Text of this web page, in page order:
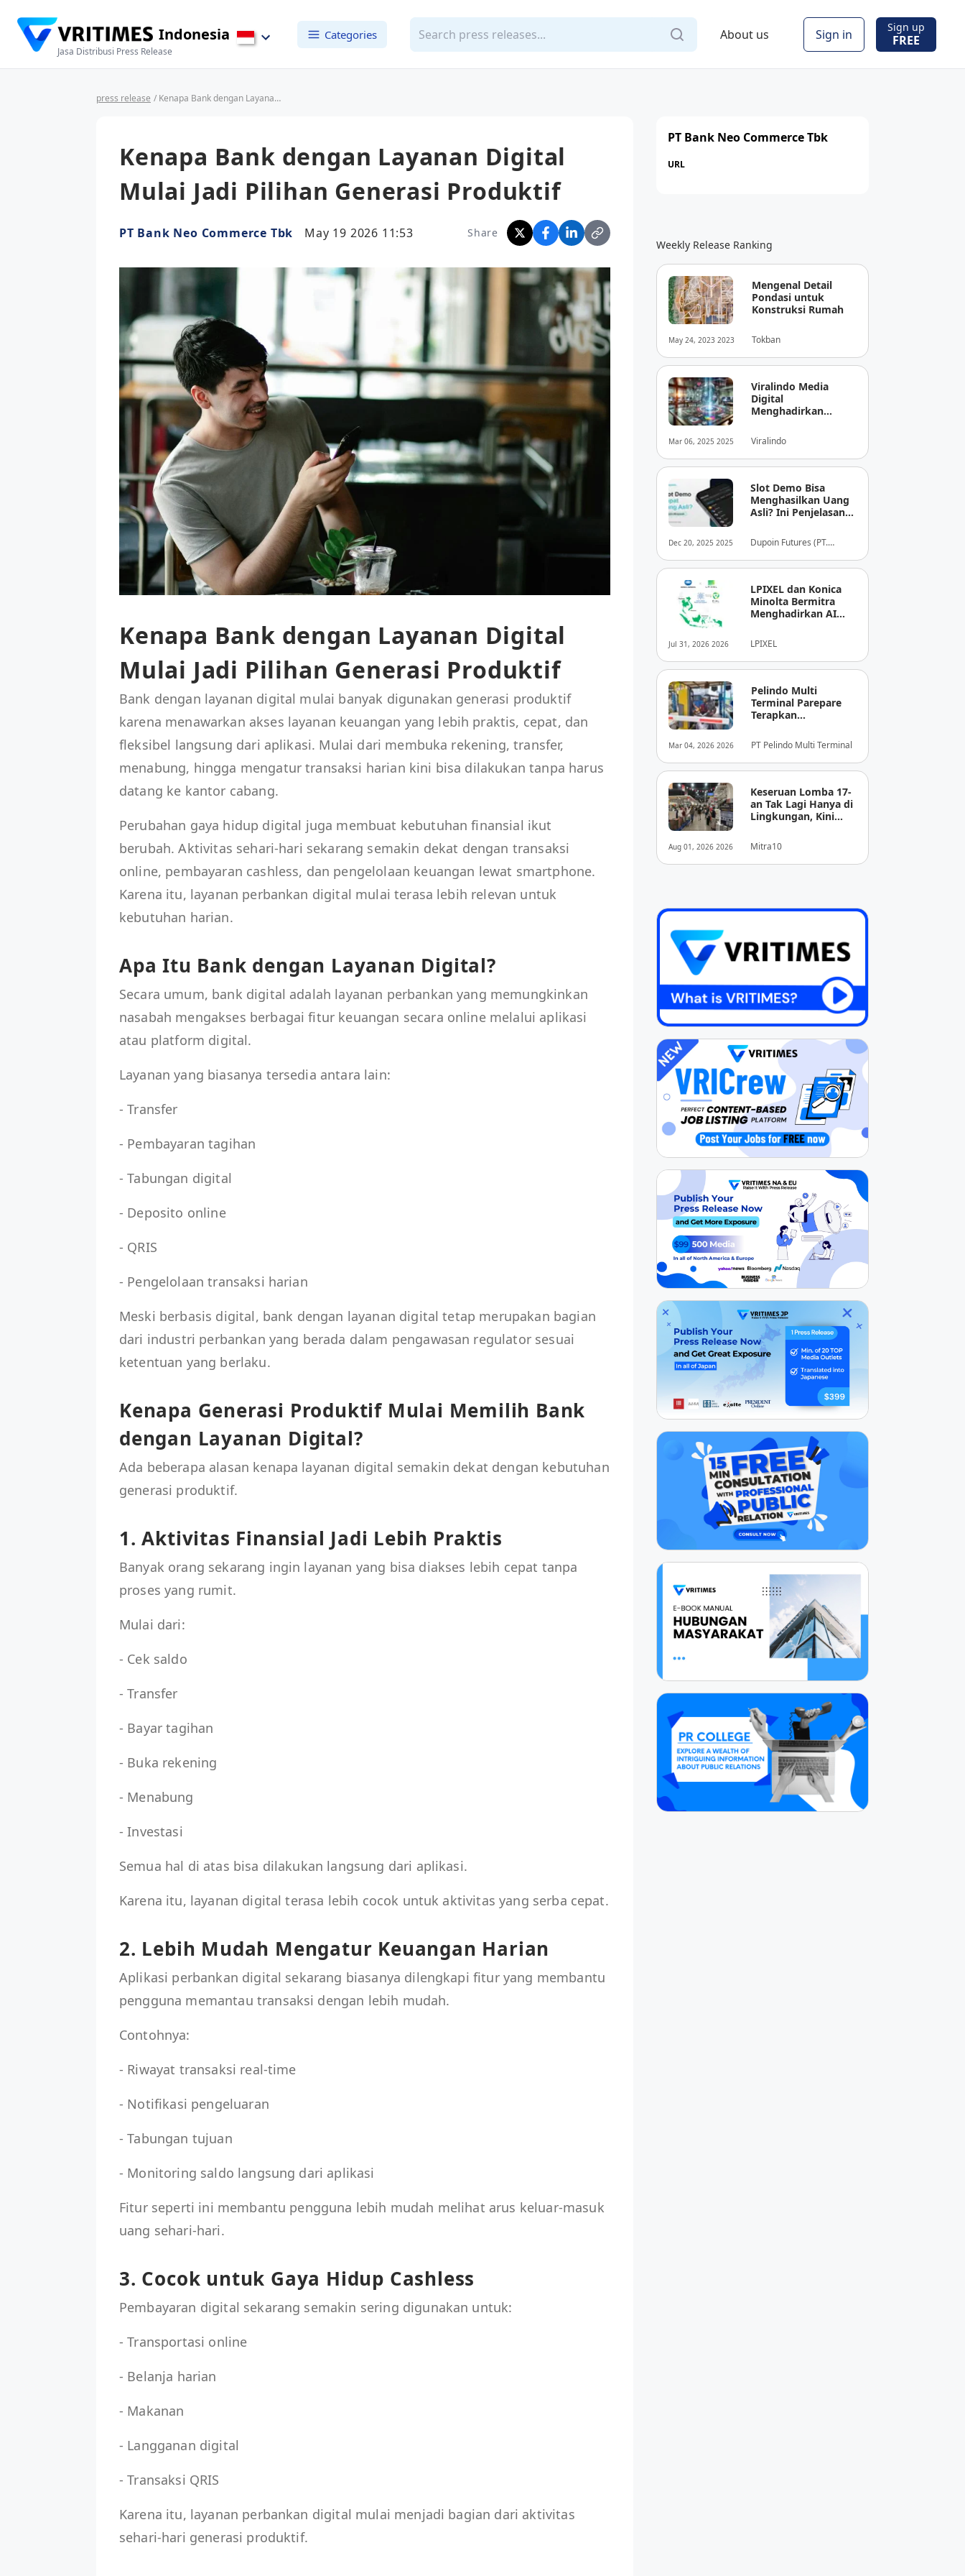
Indonesia
Jasa Distribusi Press Release
Categories About us Sign in Sign up
FREE
press release / Kenapa Bank dengan Layanan Digital Mulai Jadi Pilihan Generasi Produktif
Kenapa Bank dengan Layanan Digital
Mulai Jadi Pilihan Generasi Produktif
PT Bank Neo Commerce Tbk May 19 2026 11:53 Share
Kenapa Bank dengan Layanan Digital
Mulai Jadi Pilihan Generasi Produktif
Bank dengan layanan digital mulai banyak digunakan generasi produktif
karena menawarkan akses layanan keuangan yang lebih praktis, cepat, dan
fleksibel langsung dari aplikasi. Mulai dari membuka rekening, transfer,
menabung, hingga mengatur transaksi harian kini bisa dilakukan tanpa harus
datang ke kantor cabang.
Perubahan gaya hidup digital juga membuat kebutuhan finansial ikut
berubah. Aktivitas sehari-hari sekarang semakin dekat dengan transaksi
online, pembayaran cashless, dan pengelolaan keuangan lewat smartphone.
Karena itu, layanan perbankan digital mulai terasa lebih relevan untuk
kebutuhan harian.
Apa Itu Bank dengan Layanan Digital?
Secara umum, bank digital adalah layanan perbankan yang memungkinkan
nasabah mengakses berbagai fitur keuangan secara online melalui aplikasi
atau platform digital.
Layanan yang biasanya tersedia antara lain:
- Transfer
- Pembayaran tagihan
- Tabungan digital
- Deposito online
- QRIS
- Pengelolaan transaksi harian
Meski berbasis digital, bank dengan layanan digital tetap merupakan bagian
dari industri perbankan yang berada dalam pengawasan regulator sesuai
ketentuan yang berlaku.
Kenapa Generasi Produktif Mulai Memilih Bank
dengan Layanan Digital?
Ada beberapa alasan kenapa layanan digital semakin dekat dengan kebutuhan
generasi produktif.
1. Aktivitas Finansial Jadi Lebih Praktis
Banyak orang sekarang ingin layanan yang bisa diakses lebih cepat tanpa
proses yang rumit.
Mulai dari:
- Cek saldo
- Transfer
- Bayar tagihan
- Buka rekening
- Menabung
- Investasi
Semua hal di atas bisa dilakukan langsung dari aplikasi.
Karena itu, layanan digital terasa lebih cocok untuk aktivitas yang serba cepat.
2. Lebih Mudah Mengatur Keuangan Harian
Aplikasi perbankan digital sekarang biasanya dilengkapi fitur yang membantu
pengguna memantau transaksi dengan lebih mudah.
Contohnya:
- Riwayat transaksi real-time
- Notifikasi pengeluaran
- Tabungan tujuan
- Monitoring saldo langsung dari aplikasi
Fitur seperti ini membantu pengguna lebih mudah melihat arus keluar-masuk
uang sehari-hari.
3. Cocok untuk Gaya Hidup Cashless
Pembayaran digital sekarang semakin sering digunakan untuk:
- Transportasi online
- Belanja harian
- Makanan
- Langganan digital
- Transaksi QRIS
Karena itu, layanan perbankan digital mulai menjadi bagian dari aktivitas
sehari-hari generasi produktif.
PT Bank Neo Commerce Tbk
URL
Weekly Release Ranking
May 24, 2023 2023
Mengenal Detail
Pondasi untuk
Konstruksi Rumah
Tokban
Mar 06, 2025 2025
Viralindo Media
Digital
Menghadirkan
Dunia Media Digital
Indonesia
Viralindo
Dec 20, 2025 2025
Slot Demo Bisa
Menghasilkan Uang
Asli? Ini Penjelasan
Dupoin Futures (PT.
Jul 31, 2026 2026
LPIXEL dan Konica
Minolta Bermitra
Menghadirkan AI
Diagnosis Berbasis
Pencitraan Medis
“EIRL” di ASEAN
LPIXEL
Mar 04, 2026 2026
Pelindo Multi
Terminal Parepare
Terapkan
Nontunai di Pintu
Masuk Pelabuhan
Nusantara
PT Pelindo Multi Terminal
Aug 01, 2026 2026
Keseruan Lomba 17-
an Tak Lagi Hanya di
Lingkungan, Kini
Berbelanja
Mitra10